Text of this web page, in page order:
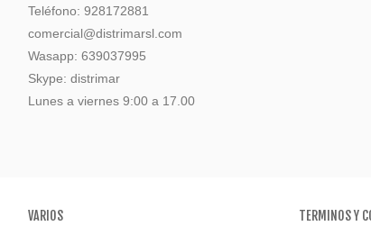
Teléfono: 928172881
comercial@distrimarsl.com
Wasapp: 639037995
Skype: distrimar
Lunes a viernes 9:00 a 17.00
VARIOS TERMINOS Y